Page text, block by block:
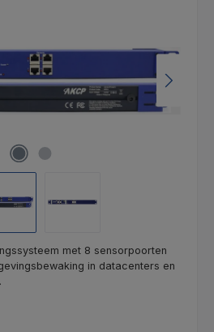
met 8 sensorpoorten
in datacenters en